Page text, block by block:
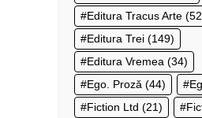
Editura Tracus Arte
Editura Trei (149)
Editura Vremea (34)
Ego. Proză (44)
Fiction Ltd (21)